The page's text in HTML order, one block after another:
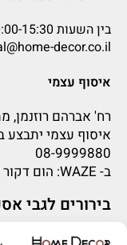
בין השעות 10:00-15:30
decor.co.il
איסוף עצמי
רח' אברהם רוזנמן,
איסוף עצמי
08-9999880
ב- WAZE: הום דקור
בירורים לגבי
בירור לגבי אספקה -